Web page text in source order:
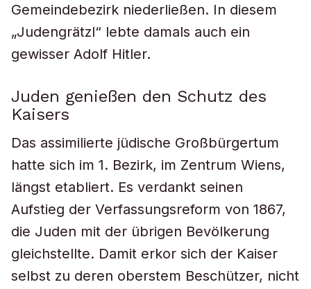
Gemeindebezirk niederließen. In diesem
„Judengrätzl“ lebte damals auch ein
gewisser Adolf Hitler.
Juden genießen den Schutz des
Kaisers
Das assimilierte jüdische Großbürgertum
hatte sich im 1. Bezirk, im Zentrum Wiens,
längst etabliert. Es verdankt seinen
Aufstieg der Verfassungsreform von 1867,
die Juden mit der übrigen Bevölkerung
gleichstellte. Damit erkor sich der Kaiser
selbst zu deren oberstem Beschützer, nicht